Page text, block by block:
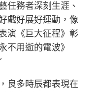
任務者深刻生涯、
戲好展好運動，像
演《巨大征程》彰
不用逝的電波》
良多時辰都表現在